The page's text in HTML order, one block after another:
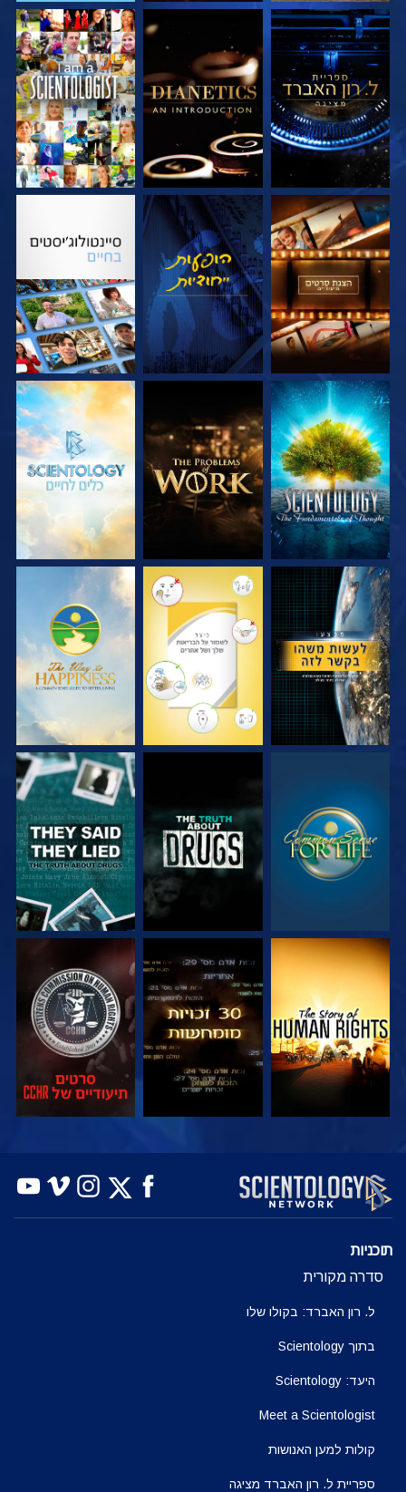
בדוק את הסדרה בדוק את הסדרה צפה
בדוק את הסדרה צפה בדוק את הסדרה
בדוק את הסדרה בדוק את הסדרה בדוק את הסדרה
צפה צפה
צפה צפה צפה
צפה צפה צפה
צפה בדוק את הסדרה
תוכניות
סדרה מקורית
ל. רון האברד: בקולו שלו
בתוך Scientology
היעד: Scientology
Meet a Scientologist
קולות למען האנושות
ספריית ל. רון האברד מציגה